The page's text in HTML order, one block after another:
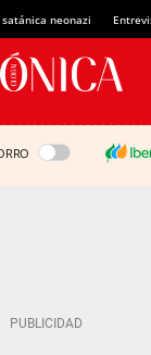
satánica neonazi